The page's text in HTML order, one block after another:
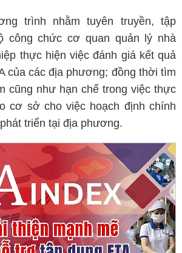
trình nhằm tuyên truyền, tập
công chức cơ quan quản lý nhà
thực hiện việc đánh giá kết quả
của các địa phương; đồng thời tìm
cũng như hạn chế trong việc thực
cơ sở cho việc hoạch định chính
triển tại địa phương.